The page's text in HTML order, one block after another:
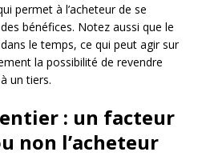
permet à l’acheteur de se
bénéfices. Notez aussi que le
le temps, ce qui peut agir sur
la possibilité de revendre
un tiers.
: un facteur
non l’acheteur